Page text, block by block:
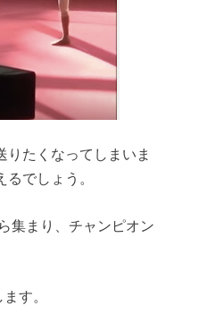
たくなってしまいま
でしょう。
集まり、チャンピオン
す。